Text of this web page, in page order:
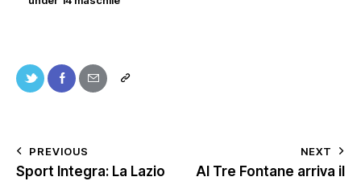
PREVIOUS
Sport Integra: La Lazio
NEXT
Al Tre Fontane arriva il